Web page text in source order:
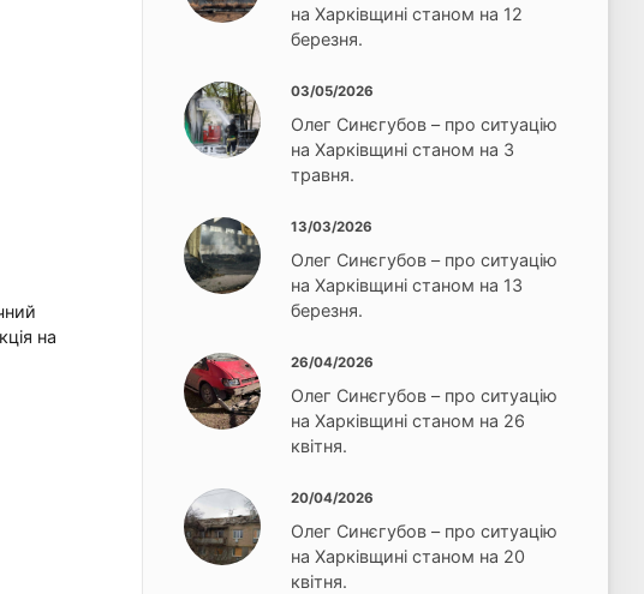
на
на Харківщині станом на 12
березня.
03/05/2026
Олег Синєгубов – про ситуацію
на Харківщині станом на 3
травня.
13/03/2026
Олег Синєгубов – про ситуацію
на Харківщині станом на 13
березня.
26/04/2026
Олег Синєгубов – про ситуацію
на Харківщині станом на 26
квітня.
20/04/2026
Олег Синєгубов – про ситуацію
на Харківщині станом на 20
квітня.